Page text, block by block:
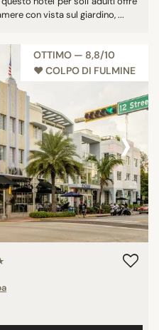
con vista sul giardino, ...
OTTIMO — 8,8/10
♥︎ COLPO DI FULMINE
›